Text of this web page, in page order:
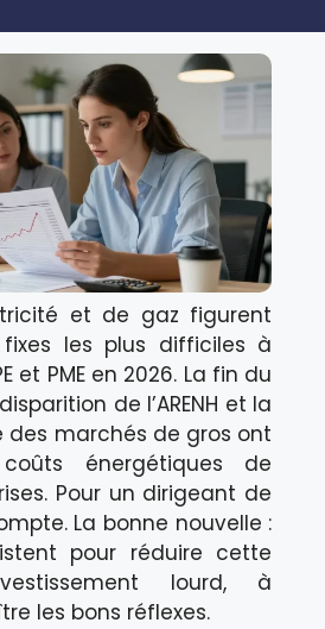
et de gaz figurent
les plus difficiles à
et PME en 2026. La fin du
de l’ARENH et la
marchés de gros ont
énergétiques de
Pour un dirigeant de
La bonne nouvelle :
pour réduire cette
lourd, à
les bons réflexes.